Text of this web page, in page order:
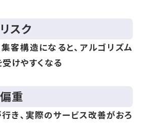
スク
客構造になると、アルゴリズム
けやすくなる
重
き、実際のサービス改善がおろ